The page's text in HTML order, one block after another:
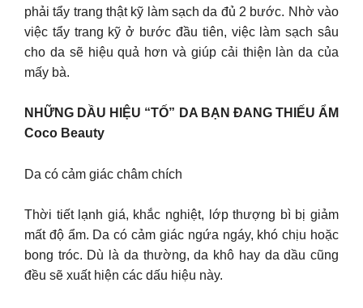
phải tẩy trang thật kỹ làm sạch da đủ 2 bước. Nhờ vào
việc tẩy trang kỹ ở bước đầu tiên, việc làm sạch sâu
cho da sẽ hiệu quả hơn và giúp cải thiện làn da của
mấy bà.
NHỮNG DẦU HIỆU “TỐ” DA BẠN ĐANG THIẾU ẨM
Coco Beauty
Da có cảm giác châm chích
Thời tiết lạnh giá, khắc nghiệt, lớp thượng bì bị giảm
mất độ ẩm. Da có cảm giác ngứa ngáy, khó chịu hoặc
bong tróc. Dù là da thường, da khô hay da dầu cũng
đều sẽ xuất hiện các dấu hiệu này.